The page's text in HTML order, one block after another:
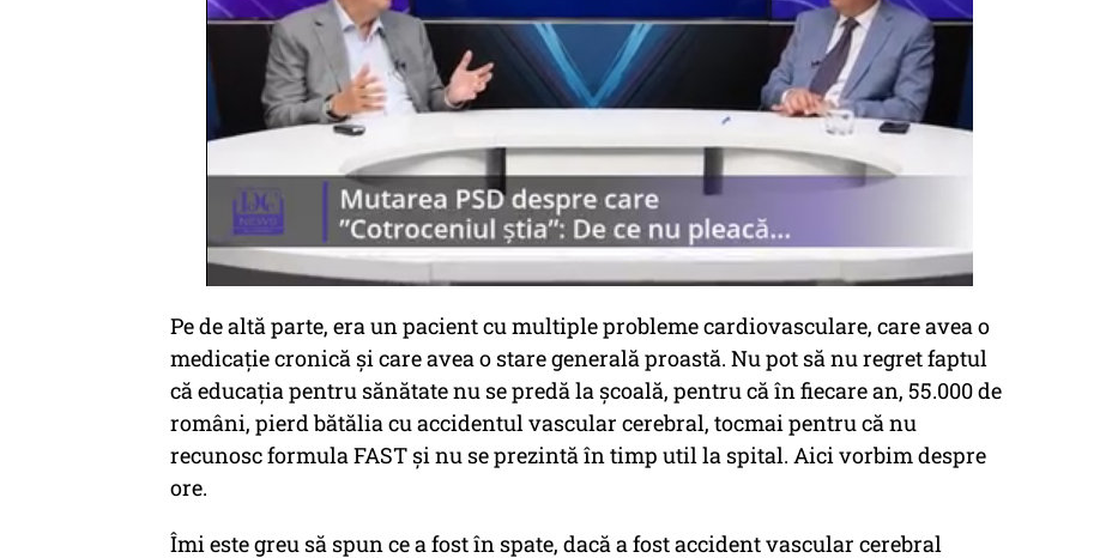
Pe de altă parte, era un pacient cu multiple probleme cardiovasculare, care avea o
medicație cronică și care avea o stare generală proastă. Nu pot să nu regret faptul
că educația pentru sănătate nu se predă la școală, pentru că în fiecare an, 55.000 de
români, pierd bătălia cu accidentul vascular cerebral, tocmai pentru că nu
recunosc formula FAST și nu se prezintă în timp util la spital. Aici vorbim despre
ore.
Îmi este greu să spun ce a fost în spate, dacă a fost accident vascular cerebral